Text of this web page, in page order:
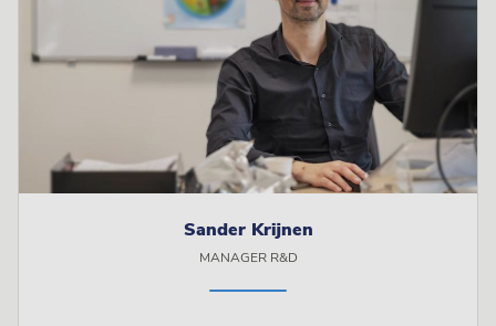
Sander Krijnen
MANAGER R&D